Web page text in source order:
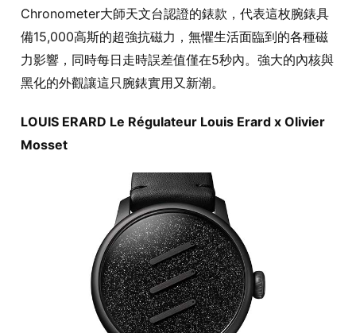
Chronometer大師天文台認證的錶款，代表這枚腕錶具
備15,000高斯的超強抗磁力，無懼生活面臨到的各種磁
力影響，同時每日走時誤差值僅在5秒內。強大的內核與
黑化的外觀讓這只腕錶實用又新潮。
LOUIS ERARD Le Régulateur Louis Erard x Olivier
Mosset